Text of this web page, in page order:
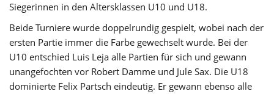
Siegerinnen in den Altersklassen U10 und U18.
Beide Turniere wurde doppelrundig gespielt, wobei nach der
ersten Partie immer die Farbe gewechselt wurde. Bei der
U10 entschied Luis Leja alle Partien für sich und gewann
unangefochten vor Robert Damme und Jule Sax. Die U18
dominierte Felix Partsch eindeutig. Er gewann ebenso alle